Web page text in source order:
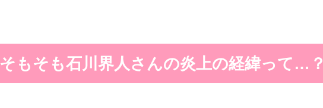
そもそも石川界人さんの炎上の経緯って…？